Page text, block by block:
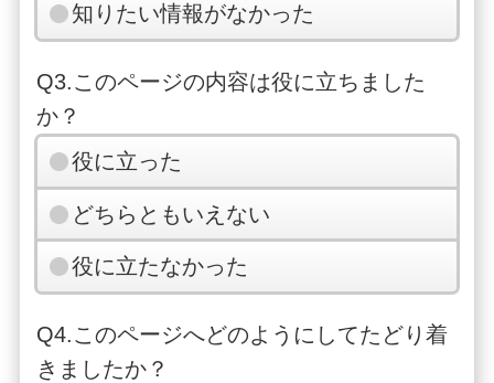
知りたい情報がなかった
Q3.このページの内容は役に立ちました
か？
役に立った
どちらともいえない
役に立たなかった
Q4.このページへどのようにしてたどり着
きましたか？